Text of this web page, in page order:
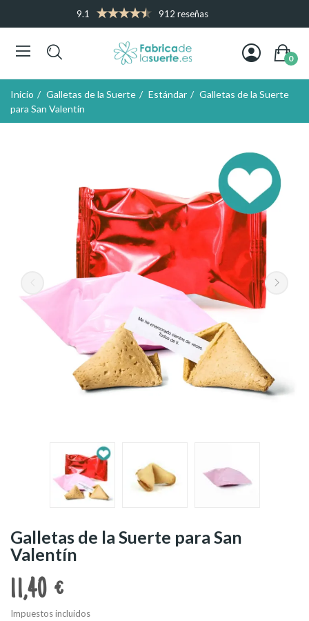
9.1 912 reseñas
0
Inicio Galletas de la Suerte Estándar
Galletas de la Suerte
para San Valentín
Galletas de la Suerte para San
Valentín
11,40 €
Impuestos incluidos